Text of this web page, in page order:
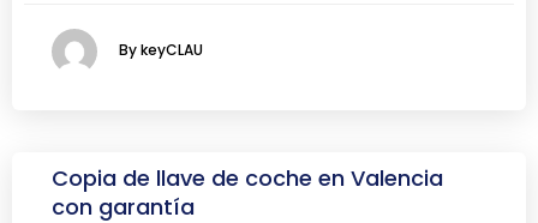
By keyCLAU
Copia de llave de coche en Valencia
con garantía